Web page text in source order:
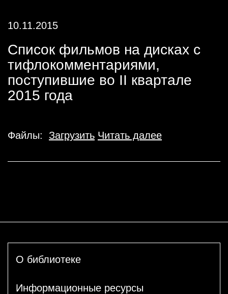
10.11.2015
Список фильмов на дисках с
тифлокомментариями,
поступившие во II квартале
2015 года
Файлы: Загрузить Читать далее
О библиотеке
Информационные ресурсы